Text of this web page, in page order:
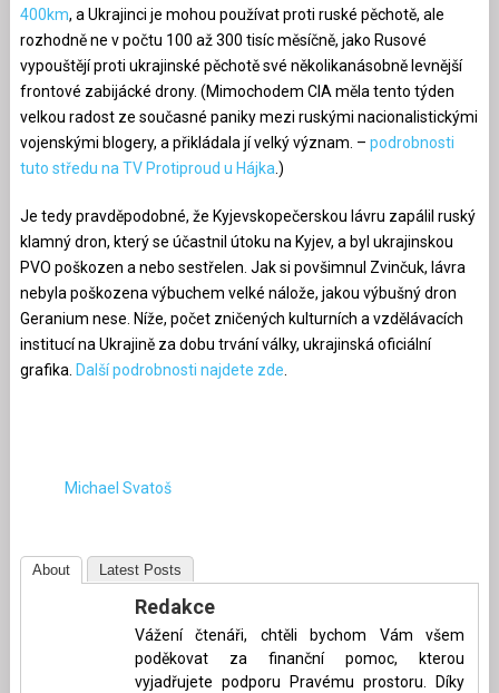
400km, a Ukrajinci je mohou používat proti ruské pěchotě, ale
rozhodně ne v počtu 100 až 300 tisíc měsíčně, jako Rusové
vypouštějí proti ukrajinské pěchotě své několikanásobně levnější
frontové zabijácké drony. (Mimochodem CIA měla tento týden
velkou radost ze současné paniky mezi ruskými nacionalistickými
vojenskými blogery, a přikládala jí velký význam. – podrobnosti
tuto středu na TV Protiproud u Hájka.)
Je tedy pravděpodobné, že Kyjevskopečerskou lávru zapálil ruský
klamný dron, který se účastnil útoku na Kyjev, a byl ukrajinskou
PVO poškozen a nebo sestřelen. Jak si povšimnul Zvinčuk, lávra
nebyla poškozena výbuchem velké nálože, jakou výbušný dron
Geranium nese. Níže, počet zničených kulturních a vzdělávacích
institucí na Ukrajině za dobu trvání války, ukrajinská oficiální
grafika. Další podrobnosti najdete zde.
Michael Svatoš
About Latest Posts
Redakce
Vážení čtenáři, chtěli bychom Vám všem
poděkovat za finanční pomoc, kterou
vyjadřujete podporu Pravému prostoru. Díky